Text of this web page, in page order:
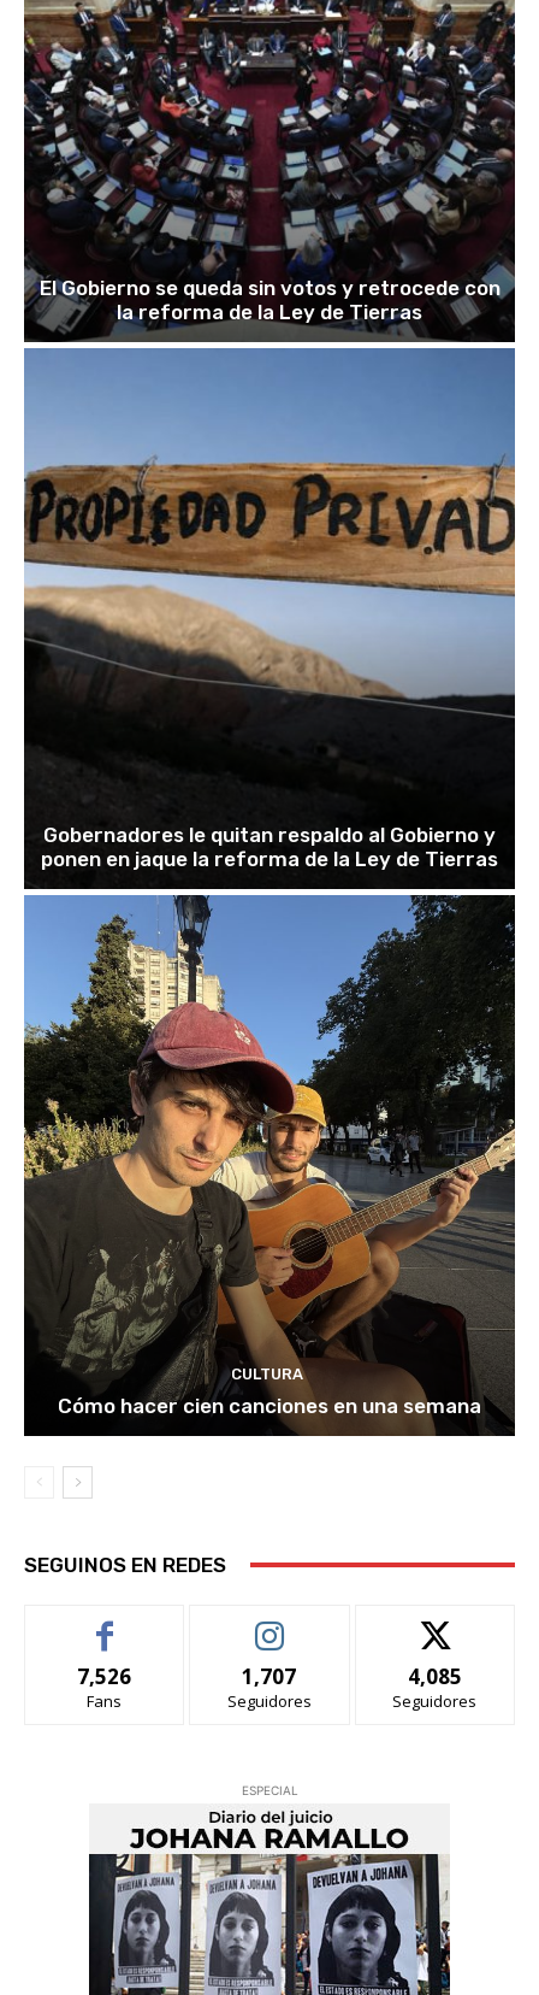
El Gobierno se queda sin votos y retrocede con
la reforma de la Ley de Tierras
Gobernadores le quitan respaldo al Gobierno y
ponen en jaque la reforma de la Ley de Tierras
CULTURA
Cómo hacer cien canciones en una semana
SEGUINOS EN REDES
7,526
Fans
1,707
Seguidores
4,085
Seguidores
ESPECIAL